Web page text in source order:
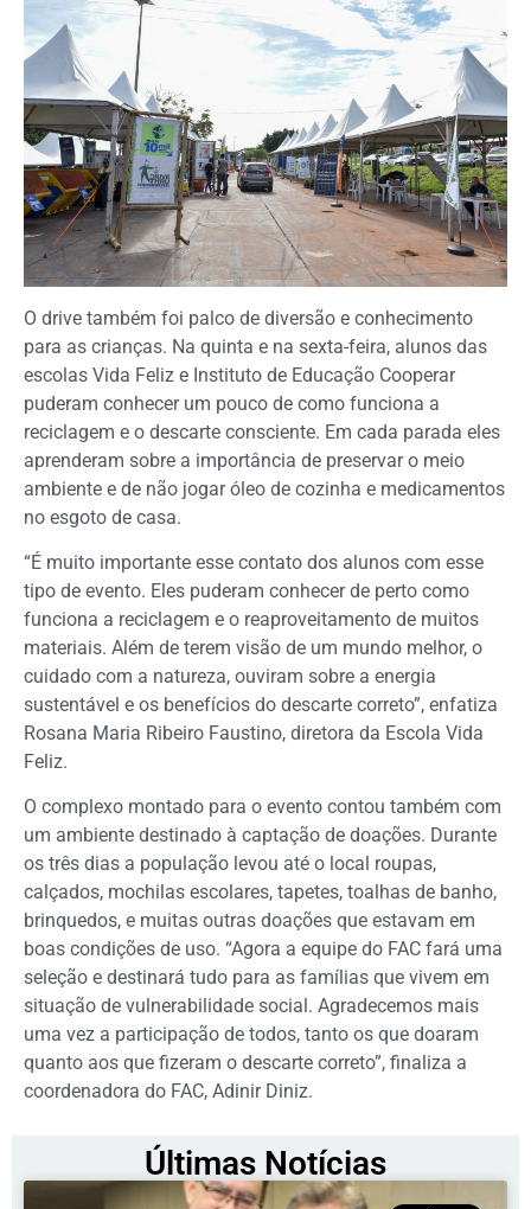
O drive também foi palco de diversão e conhecimento
para as crianças. Na quinta e na sexta-feira, alunos das
escolas Vida Feliz e Instituto de Educação Cooperar
puderam conhecer um pouco de como funciona a
reciclagem e o descarte consciente. Em cada parada eles
aprenderam sobre a importância de preservar o meio
ambiente e de não jogar óleo de cozinha e medicamentos
no esgoto de casa.
“É muito importante esse contato dos alunos com esse
tipo de evento. Eles puderam conhecer de perto como
funciona a reciclagem e o reaproveitamento de muitos
materiais. Além de terem visão de um mundo melhor, o
cuidado com a natureza, ouviram sobre a energia
sustentável e os benefícios do descarte correto”, enfatiza
Rosana Maria Ribeiro Faustino, diretora da Escola Vida
Feliz.
O complexo montado para o evento contou também com
um ambiente destinado à captação de doações. Durante
os três dias a população levou até o local roupas,
calçados, mochilas escolares, tapetes, toalhas de banho,
brinquedos, e muitas outras doações que estavam em
boas condições de uso. “Agora a equipe do FAC fará uma
seleção e destinará tudo para as famílias que vivem em
situação de vulnerabilidade social. Agradecemos mais
uma vez a participação de todos, tanto os que doaram
quanto aos que fizeram o descarte correto”, finaliza a
coordenadora do FAC, Adinir Diniz.
Últimas Notícias